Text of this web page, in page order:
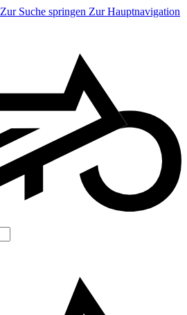
Zur Suche springen Zur Hauptnavigation